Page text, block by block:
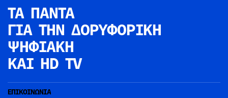
ΤΑ ΠΑΝΤΑ
ΓΙΑ ΤΗΝ ΔΟΡΥΦΟΡΙΚΗ
ΨΗΦΙΑΚΗ
ΚΑΙ HD TV
ΕΠΙΚΟΙΝΩΝΙΑ